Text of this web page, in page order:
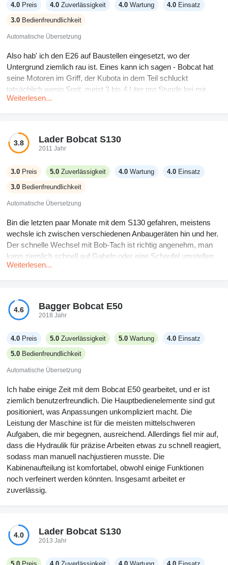
4.0 Preis 4.0 Zuverlässigkeit 4.0 Wartung 4.0 Einsatz
3.0 Bedienfreundlichkeit
Automatische Übersetzung
Also hab' ich den E26 auf Baustellen eingesetzt, wo der
Untergrund ziemlich rau ist. Eines kann ich sagen - Bobcat hat
seine Motoren im Griff, der Kubota in dem Teil schluckt
tatsächlich wenig Sprit, meist 3 bis 4 Liter pro Stunde bei mir,
was entspannt ist und nicht die Bank sprengt. Fühlt sich robust
Keine großen Reparaturen gemacht, nur einen Schlauch und die
Reifen gewechselt. Die Kabine ist nicht die bequemste, aber sie
hält den Dreck draußen. Ich hätte gern ein besseres Joystick-
Setup wie bei den größeren 590ern, aber für den Preis kann man
nicht zu viel erwarten. Lässt sich für meine Bediener gut genug
handhaben, selbst die Neulinge kapiert das recht schnell.
Weiterlesen...
3.8 Lader Bobcat S130
2011 Jahr
3.0 Preis 5.0 Zuverlässigkeit 4.0 Wartung 4.0 Einsatz
3.0 Bedienfreundlichkeit
Automatische Übersetzung
Bin die letzten paar Monate mit dem S130 gefahren, meistens
wechsle ich zwischen verschiedenen Anbaugeräten hin und her.
Der schnelle Wechsel mit Bob-Tach ist richtig angenehm, man
kann ziemlich schnell auf Gabeln oder eine Schaufel umstellen
und ich kann sofort wieder an die Arbeit. Die Sicht ist besser als
der Sitz nicht gefällt, er könnte mehr Polsterung vertragen, und
die Joystick-Steuerung erfordert etwas Eingewöhnung, wenn
man noch keinen Bobcat gefahren ist. Das Teil startet jedes Mal
problemlos, Zuverlässigkeit war also kein Thema. Nicht der
günstigste Lader, aber wenn du etwas brauchst, das leicht zu
warten ist und sich in enge Bereiche quetschen lässt, erledigt er
den Job.
Weiterlesen...
4.6 Bagger Bobcat E50
2018 Jahr
4.0 Preis 5.0 Zuverlässigkeit 5.0 Wartung 4.0 Einsatz
5.0 Bedienfreundlichkeit
Automatische Übersetzung
Ich habe einige Zeit mit dem Bobcat E50 gearbeitet, und er ist
ziemlich benutzerfreundlich. Die Hauptbedienelemente sind gut
positioniert, was Anpassungen unkompliziert macht. Die
Leistung der Maschine ist für die meisten mittelschweren
Aufgaben, die mir begegnen, ausreichend. Allerdings fiel mir auf,
dass die Hydraulik für präzise Arbeiten etwas zu schnell reagiert,
sodass man manuell nachjustieren musste. Die
Kabinenaufteilung ist komfortabel, obwohl einige Funktionen
noch verfeinert werden könnten. Insgesamt arbeitet er
zuverlässig.
4.0 Lader Bobcat S130
2013 Jahr